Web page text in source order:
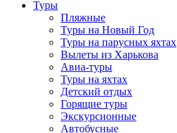
Туры
Пляжные
Туры на Новый Год
Туры на парусных яхтах
Вылеты из Харькова
Авиа-туры
Туры на яхтах
Детский отдых
Горящие туры
Экскурсионные
Автобусные